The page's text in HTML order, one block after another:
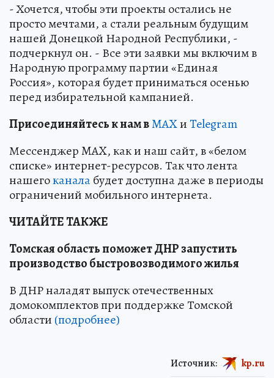
- Хочется, чтобы эти проекты остались не
просто мечтами, а стали реальным будущим
нашей Донецкой Народной Республики, -
подчеркнул он. - Все эти заявки мы включим в
Народную программу партии «Единая
Россия», которая будет приниматься осенью
перед избирательной кампанией.
Присоединяйтесь к нам вMAXиTelegram
Мессенджер MAX, как и наш сайт, в «белом
списке» интернет-ресурсов. Так что лента
нашегоканалабудет доступна даже в периоды
ограничений мобильного интернета.
ЧИТАЙТЕ ТАКЖЕ
Томская область поможет ДНР запустить
производство быстровозводимого жилья
В ДНР наладят выпуск отечественных
домокомплектов при поддержке Томской
области (подробнее)
Источник: kp.ru